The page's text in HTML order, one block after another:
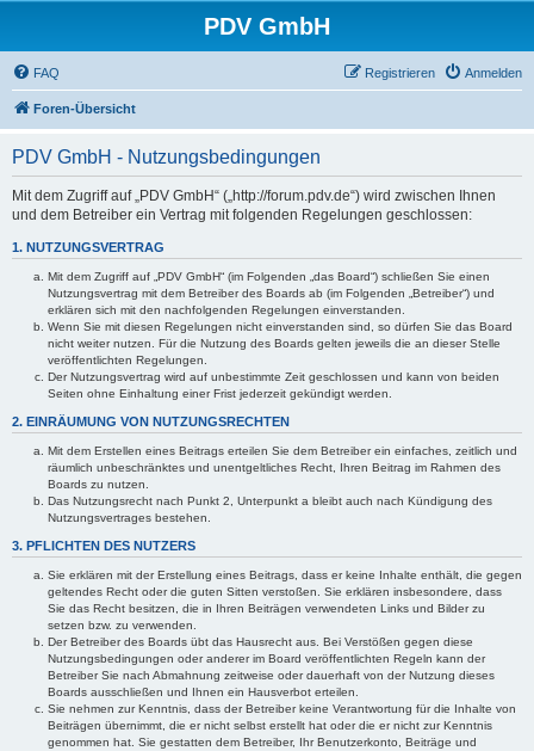
PDV GmbH
FAQ Anmelden
Registrieren
Foren-Übersicht
PDV GmbH - Nutzungsbedingungen
Mit dem Zugriff auf „PDV GmbH“ („http://forum.pdv.de“) wird zwischen Ihnen
und dem Betreiber ein Vertrag mit folgenden Regelungen geschlossen:
1. NUTZUNGSVERTRAG
Mit dem Zugriff auf „PDV GmbH“ (im Folgenden „das Board“) schließen Sie einen
Nutzungsvertrag mit dem Betreiber des Boards ab (im Folgenden „Betreiber“) und
erklären sich mit den nachfolgenden Regelungen einverstanden.
Wenn Sie mit diesen Regelungen nicht einverstanden sind, so dürfen Sie das Board
nicht weiter nutzen. Für die Nutzung des Boards gelten jeweils die an dieser Stelle
veröffentlichten Regelungen.
Der Nutzungsvertrag wird auf unbestimmte Zeit geschlossen und kann von beiden
Seiten ohne Einhaltung einer Frist jederzeit gekündigt werden.
2. EINRÄUMUNG VON NUTZUNGSRECHTEN
Mit dem Erstellen eines Beitrags erteilen Sie dem Betreiber ein einfaches, zeitlich und
räumlich unbeschränktes und unentgeltliches Recht, Ihren Beitrag im Rahmen des
Boards zu nutzen.
Das Nutzungsrecht nach Punkt 2, Unterpunkt a bleibt auch nach Kündigung des
Nutzungsvertrages bestehen.
3. PFLICHTEN DES NUTZERS
Sie erklären mit der Erstellung eines Beitrags, dass er keine Inhalte enthält, die gegen
geltendes Recht oder die guten Sitten verstoßen. Sie erklären insbesondere, dass
Sie das Recht besitzen, die in Ihren Beiträgen verwendeten Links und Bilder zu
setzen bzw. zu verwenden.
Der Betreiber des Boards übt das Hausrecht aus. Bei Verstößen gegen diese
Nutzungsbedingungen oder anderer im Board veröffentlichten Regeln kann der
Betreiber Sie nach Abmahnung zeitweise oder dauerhaft von der Nutzung dieses
Boards ausschließen und Ihnen ein Hausverbot erteilen.
Sie nehmen zur Kenntnis, dass der Betreiber keine Verantwortung für die Inhalte von
Beiträgen übernimmt, die er nicht selbst erstellt hat oder die er nicht zur Kenntnis
genommen hat. Sie gestatten dem Betreiber, Ihr Benutzerkonto, Beiträge und